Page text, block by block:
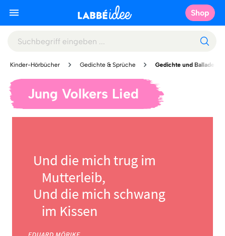
Shop
Kinder-Hörbücher Gedichte & Sprüche Gedichte und Balladen
Jung Volkers Lied